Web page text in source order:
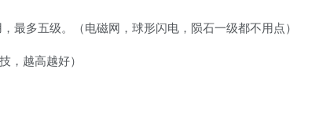
最多五级。（电磁网，球形闪电，陨石一级都不用点）
，越高越好）